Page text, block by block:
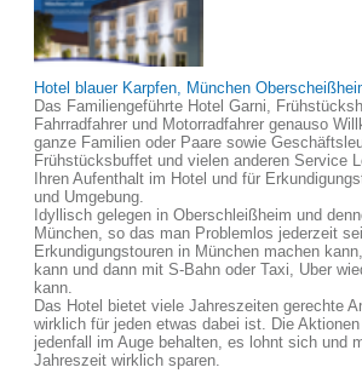
Hotel blauer Karpfen, München
Das Familiengeführte Hotel Garni,
Fahrradfahrer und Motorradfahrer genauso
ganze Familien oder Paare sowie
Frühstücksbuffet und vielen anderen Service
Ihren Aufenthalt im Hotel und für
und Umgebung.
Idyllisch gelegen in Oberschleißheim und
München, so das man Problemlos jederzeit
Erkundigungstouren in München machen
kann und dann mit S-Bahn oder Taxi, Uber
kann.
Das Hotel bietet viele Jahreszeiten gerechte
wirklich für jeden etwas dabei ist. Die
jedenfall im Auge behalten, es lohnt sich und
Jahreszeit wirklich sparen.